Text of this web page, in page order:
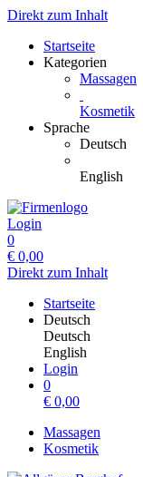
Direkt zum Inhalt
Startseite
Kategorien
Massagen
Kosmetik
Sprache
Deutsch
English
Login
0
€ 0,00
Direkt zum Inhalt
Startseite
Deutsch
Deutsch
English
Login
0
€ 0,00
Massagen
Kosmetik